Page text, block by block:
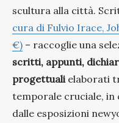
scultura alla città.
cura di Fulvio Irace,
€) – raccoglie una
scritti, appunti,
progettuali elaborati
temporale cruciale, in
dalle esposizioni